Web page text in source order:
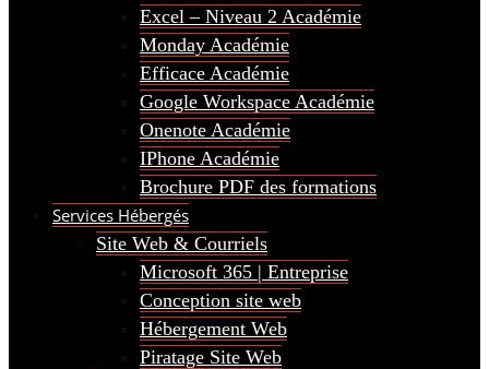
Excel – Niveau 2 Académie
Monday Académie
Efficace Académie
Google Workspace Académie
Onenote Académie
IPhone Académie
Brochure PDF des formations
Services Hébergés
Site Web & Courriels
Microsoft 365 | Entreprise
Conception site web
Hébergement Web
Piratage Site Web